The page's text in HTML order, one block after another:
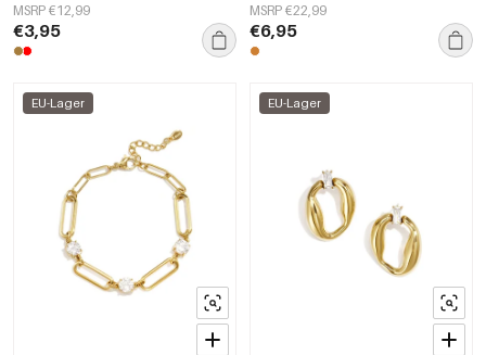
MSRP €12,99
€3,95
MSRP €22,99
€6,95
EU-Lager EU-Lager